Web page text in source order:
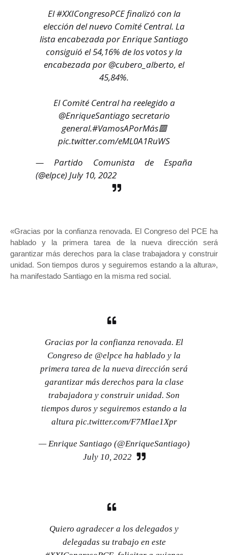
El#XXICongresoPCEfinalizó con la
elección del nuevo Comité Central. La
lista encabezada por Enrique Santiago
consiguió el 54,16% de los votos y la
encabezada por@cubero_alberto, el
45,84%.
El Comité Central ha reelegido a
@EnriqueSantiago secretario
general.#VamosAPorMás🟥
pic.twitter.com/eML0A1RuWS
— Partido Comunista de España
(@elpce)July 10, 2022
«Gracias por la confianza renovada. El Congreso del PCE ha
hablado y la primera tarea de la nueva dirección será
garantizar más derechos para la clase trabajadora y construir
unidad. Son tiempos duros y seguiremos estando a la altura»,
ha manifestado Santiago en la misma red social.
Gracias por la confianza renovada. El
Congreso de @elpce ha hablado y la
primera tarea de la nueva dirección será
garantizar más derechos para la clase
trabajadora y construir unidad. Son
tiempos duros y seguiremos estando a la
altura pic.twitter.com/F7MIae1Xpr
— Enrique Santiago (@EnriqueSantiago)
July 10, 2022
Quiero agradecer a los delegados y
delegadas su trabajo en este